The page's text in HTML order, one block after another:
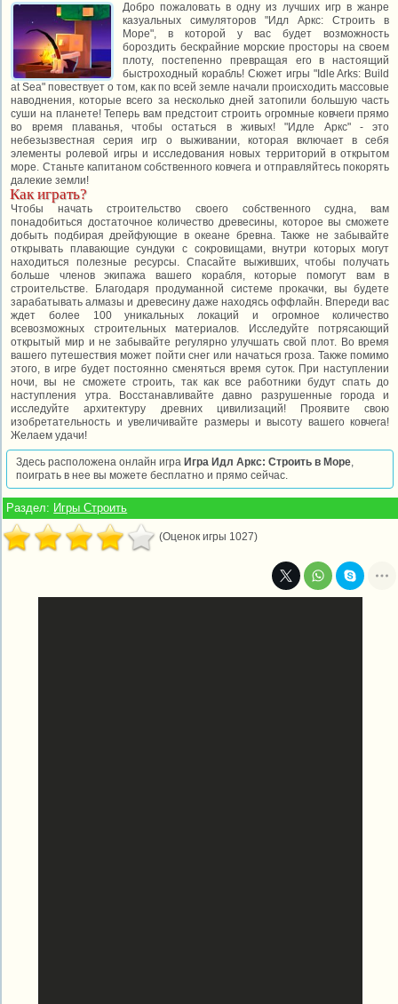
Добро пожаловать в одну из лучших игр в жанре
казуальных симуляторов "Идл Аркс: Строить в
Море", в которой у вас будет возможность
бороздить бескрайние морские просторы на своем
плоту, постепенно превращая его в настоящий
быстроходный корабль! Сюжет игры "Idle Arks: Build
at Sea" повествует о том, как по всей земле начали происходить массовые
наводнения, которые всего за несколько дней затопили большую часть
суши на планете! Теперь вам предстоит строить огромные ковчеги прямо
во время плаванья, чтобы остаться в живых! "Идле Аркс" - это
небезызвестная серия игр о выживании, которая включает в себя
элементы ролевой игры и исследования новых территорий в открытом
море. Станьте капитаном собственного ковчега и отправляйтесь покорять
далекие земли!
Как играть?
Чтобы начать строительство своего собственного судна, вам
понадобиться достаточное количество древесины, которое вы сможете
добыть подбирая дрейфующие в океане бревна. Также не забывайте
открывать плавающие сундуки с сокровищами, внутри которых могут
находиться полезные ресурсы. Спасайте выживших, чтобы получать
больше членов экипажа вашего корабля, которые помогут вам в
строительстве. Благодаря продуманной системе прокачки, вы будете
зарабатывать алмазы и древесину даже находясь оффлайн. Впереди вас
ждет более 100 уникальных локаций и огромное количество
всевозможных строительных материалов. Исследуйте потрясающий
открытый мир и не забывайте регулярно улучшать свой плот. Во время
вашего путешествия может пойти снег или начаться гроза. Также помимо
этого, в игре будет постоянно сменяться время суток. При наступлении
ночи, вы не сможете строить, так как все работники будут спать до
наступления утра. Восстанавливайте давно разрушенные города и
исследуйте архитектуру древних цивилизаций! Проявите свою
изобретательность и увеличивайте размеры и высоту вашего ковчега!
Желаем удачи!
Здесь расположена онлайн игра Игра Идл Аркс: Строить в Море,
поиграть в нее вы можете бесплатно и прямо сейчас.
Раздел: Игры Строить
(Оценок игры 1027)